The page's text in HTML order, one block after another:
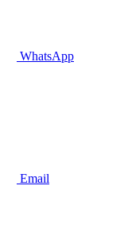
WhatsApp
Email